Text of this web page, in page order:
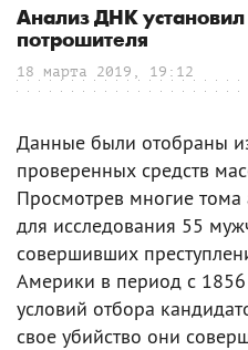
Анализ ДНК
потрошителя
18 марта 2019, 19:12
Данные были отобраны
проверенных средств
Просмотрев многие тома
для исследования 55
совершивших
Америки в период с
условий отбора
свое убийство они